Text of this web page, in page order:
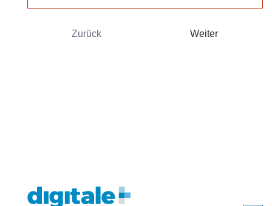
Zurück Weiter